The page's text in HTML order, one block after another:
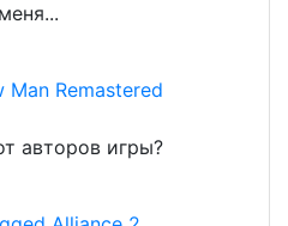
Man Remastered
авторов игры?